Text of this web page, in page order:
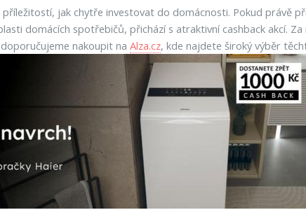
jak chytře investovat do domácnosti. Pokud právě
domácích spotřebičů, přichází s atraktivní cashback akcí.
nakoupit na Alza.cz, kde najdete široký výběr